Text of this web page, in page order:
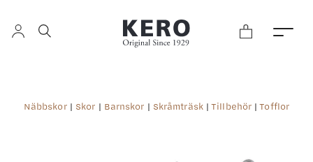
Näbbskor| Skor | Barnskor | Skråmträsk|Tillbehör |Tofflor